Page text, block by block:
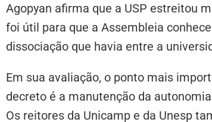
Agopyan afirma que a USP estreitou
foi útil para que a Assembleia
dissociação que havia entre a
Em sua avaliação, o ponto mais
decreto é a manutenção da
Os reitores da Unicamp e da Unesp